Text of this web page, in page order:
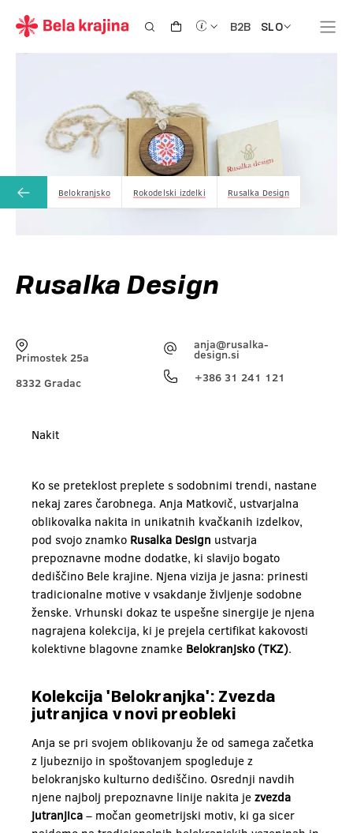
B2B SLO
Belokranjsko Rokodelski izdelki Rusalka Design
Rusalka Design
Primostek 25a
8332 Gradac
anja@rusalka-
design.si
+386 31 241 121
Nakit
Ko se preteklost preplete s sodobnimi trendi, nastane
nekaj zares čarobnega. Anja Matkovič, ustvarjalna
oblikovalka nakita in unikatnih kvačkanih izdelkov,
pod svojo znamko Rusalka Design ustvarja
prepoznavne modne dodatke, ki slavijo bogato
dediščino Bele krajine. Njena vizija je jasna: prinesti
tradicionalne motive v vsakdanje življenje sodobne
ženske. Vrhunski dokaz te uspešne sinergije je njena
nagrajena kolekcija, ki je prejela certifikat kakovosti
kolektivne blagovne znamke Belokranjsko (TKZ).
Kolekcija 'Belokranjka': Zvezda
jutranjica v novi preobleki
Anja se pri svojem oblikovanju že od samega začetka
z ljubeznijo in spoštovanjem spogleduje z
belokranjsko kulturno dediščino. Osrednji navdih
njene najbolj prepoznavne linije nakita jezvezda
jutranjica – močan geometrijski motiv, ki ga sicer